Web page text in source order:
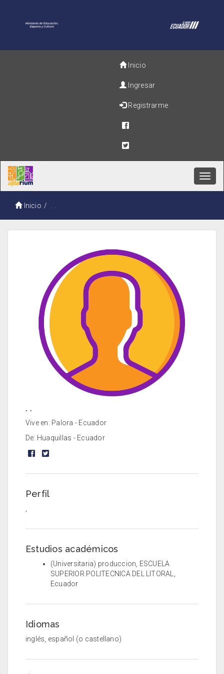
Inicio
Ingresar
Registrarme
Inicio
. .
Vive en: Palora - Ecuador
De: Huaquillas - Ecuador
Perfil
,
Estudios académicos
(Universitaria) produccion, ESCUELA
SUPERIOR POLITECNICA DEL LITORAL,
Ecuador
Idiomas
inglés, español (o castellano)